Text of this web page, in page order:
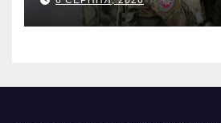
прокремлівського
з Охтирки